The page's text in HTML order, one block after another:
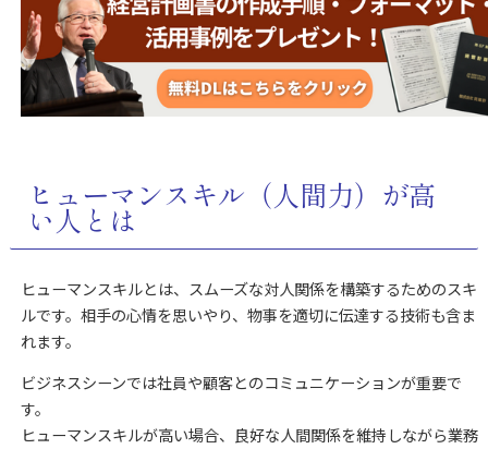
ヒューマンスキル（人間力）が高
い人とは
ヒューマンスキルとは、スムーズな対人関係を構築するためのスキ
ルです。相手の心情を思いやり、物事を適切に伝達する技術も含ま
れます。
ビジネスシーンでは社員や顧客とのコミュニケーションが重要で
す。
ヒューマンスキルが高い場合、良好な人間関係を維持しながら業務